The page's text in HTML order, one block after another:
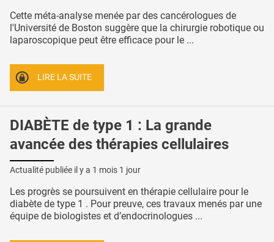
Cette méta-analyse menée par des cancérologues de
l'Université de Boston suggère que la chirurgie robotique ou
laparoscopique peut être efficace pour le ...
LIRE LA SUITE
DIABÈTE de type 1 : La grande
avancée des thérapies cellulaires
Actualité publiée il y a 1 mois 1 jour
Les progrès se poursuivent en thérapie cellulaire pour le
diabète de type 1 . Pour preuve, ces travaux menés par une
équipe de biologistes et d’endocrinologues ...